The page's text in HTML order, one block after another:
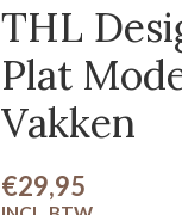
THL
Plat
Vakken
€29,95